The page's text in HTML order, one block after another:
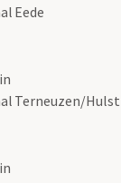
Eede
Terneuzen/Hulst